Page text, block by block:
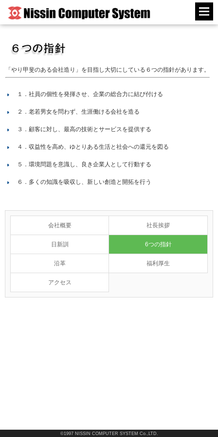
「やり甲斐のある会社造り」を目指し大切にしている６つの指針があります。
１．社員の個性を発揮させ、企業の総合力に結び付ける
２．老若男女を問わず、生涯働ける会社を造る
３．顧客に対し、最高の技術とサービスを提供する
４．収益性を高め、ゆとりある生活と社会への還元を図る
５．環境問題を意識し、良き企業人として行動する
６．多くの知識を吸収し、新しい創造と開拓を行う
会社概要 社長挨拶
日新訓 6つの指針
沿革 福利厚生
アクセス
©1997 NISSIN COMPUTER SYSTEM Co.,LTD.